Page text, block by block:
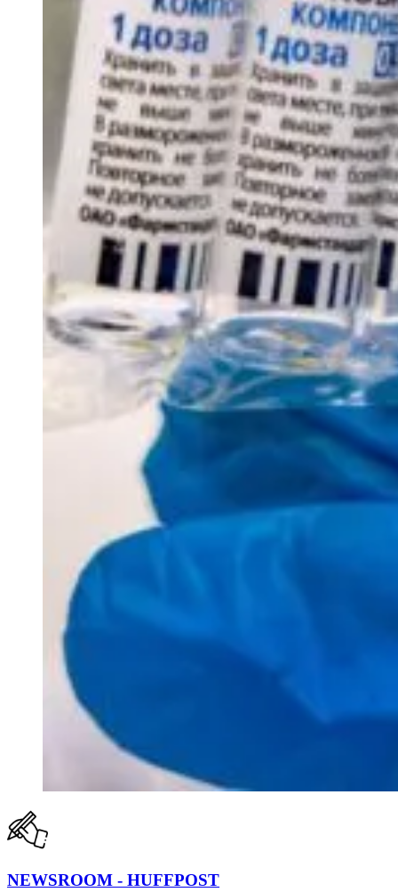
NEWSROOM - HUFFPOST